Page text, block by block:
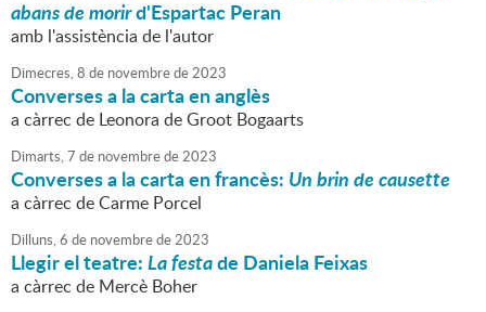
abans de morird'Espartac Peran
amb l'assistència de l'autor
Dimecres,8 de novembrede2023
Converses a la carta en anglès
a càrrec de Leonora de Groot Bogaarts
Dimarts,7 de novembrede2023
Converses a la carta en francès: Un brin de causette
a càrrec de Carme Porcel
Dilluns,6 de novembrede2023
Llegir el teatre:La festade Daniela Feixas
a càrrec de Mercè Boher